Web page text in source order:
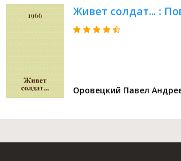
Живет солдат... :
Оровецкий Павел